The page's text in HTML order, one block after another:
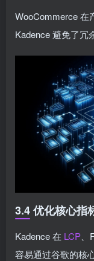
WooCommerce 在
Kadence 避免了冗
3.4 优化核心指
Kadence 在 LCP
容易通过谷歌的核